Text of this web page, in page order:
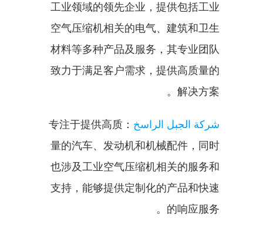
工业领域的领先企业，提供包括工业
空气压缩机相关的电气、建筑和卫生
材料等多种产品及服务，其专业团队
致力于满足客户需求，提供高质量的
解决方案。
شركة الجبل الراسخ
：专注于提供高质
量的汽车、发动机和机械配件，同时
也涉及工业空气压缩机相关的服务和
支持，能够提供定制化的产品和快速
的响应服务。